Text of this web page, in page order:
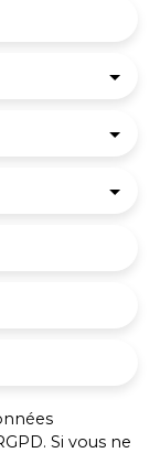
des
Si vous ne